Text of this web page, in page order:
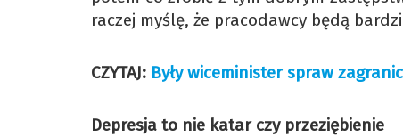
raczej myślę, że pracodawcy będą
CZYTAJ: Były wiceminister spraw
Depresja to nie katar czy przeziębienie